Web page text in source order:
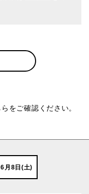
をご確認ください。
6月8日(土)